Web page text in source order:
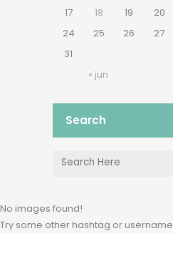
« jun
17
18 19 20
24
25 26 27
31
Search
No images found!
Try some other hashtag or username